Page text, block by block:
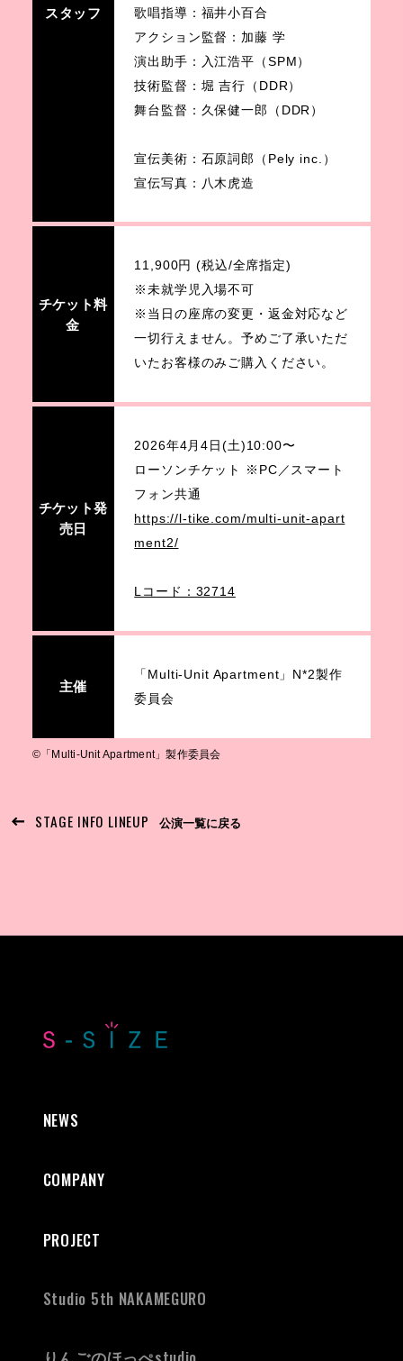
スタッフ
歌唱指導：福井小百合
アクション監督：加藤 学
演出助手：入江浩平（SPM）
技術監督：堀 吉行（DDR）
舞台監督：久保健一郎（DDR）
宣伝美術：石原詞郎（Pely inc.）
宣伝写真：八木虎造
チケット料
金
11,900円 (税込/全席指定)
※未就学児入場不可
※当日の座席の変更・返金対応など
一切行えません。予めご了承いただ
いたお客様のみご購入ください。
チケット発
売日
2026年4月4日(土)10:00〜
ローソンチケット ※PC／スマート
フォン共通
https://l-tike.com/multi-unit-apart
ment2/
Lコード：32714
主催
「Multi-Unit Apartment」N*2製作
委員会
©︎「Multi-Unit Apartment」製作委員会
STAGE INFO LINEUP 公演一覧に戻る
NEWS
COMPANY
PROJECT
Studio 5th NAKAMEGURO